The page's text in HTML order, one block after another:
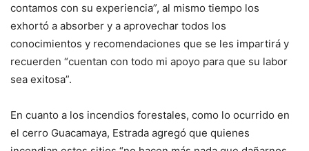
contamos con su experiencia”, al mismo tiempo los
exhortó a absorber y a aprovechar todos los
conocimientos y recomendaciones que se les impartirá y
recuerden “cuentan con todo mi apoyo para que su labor
sea exitosa”.
En cuanto a los incendios forestales, como lo ocurrido en
el cerro Guacamaya, Estrada agregó que quienes